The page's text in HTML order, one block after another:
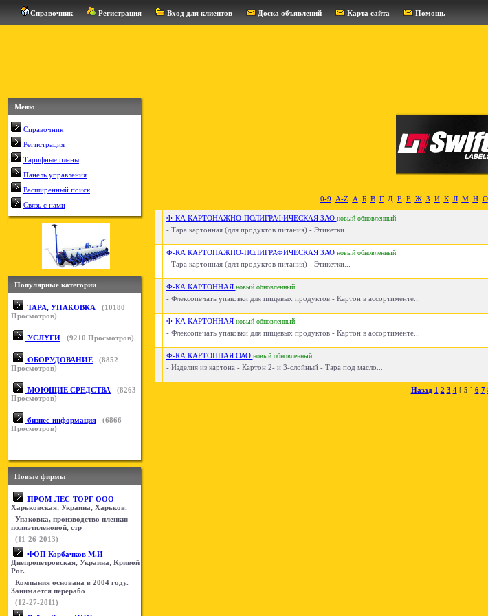
Справочник Регистрация Вход для клиентов Доска объявлений Карта сайта Помощь
Меню
Справочник
Регистрация
Тарифные планы
Панель управления
Расширенный поиск
Связь с нами
Популярные категории
ТАРА, УПАКОВКА (10180
Просмотров)
УСЛУГИ (9210 Просмотров)
ОБОРУДОВАНИЕ (8852
Просмотров)
МОЮЩИЕ СРЕДСТВА (8263
Просмотров)
бизнес-информация (6866
Просмотров)
Новые фирмы
ПРОМ-ЛЕС-ТОРГ ООО -
Харьковская, Украина, Харьков.
Упаковка, производство пленки:
полиэтиленовой, стр
(11-26-2013)
ФОП Корбачков М.И -
Днепропетровская, Украина, Кривой
Рог.
Компания основана в 2004 году.
Занимается перерабо
(12-27-2011)
0-9 A-Z А Б В Г Д Е Ё Ж З И К Л М Н О
Ф-КА КАРТОНАЖНО-ПОЛИГРАФИЧЕСКАЯ ЗАО новый обновленный
- Тара картонная (для продуктов питания) - Этикетки...
Ф-КА КАРТОНАЖНО-ПОЛИГРАФИЧЕСКАЯ ЗАО новый обновленный
- Тара картонная (для продуктов питания) - Этикетки...
Ф-КА КАРТОННАЯ новый обновленный
- Флексопечать упаковки для пищевых продуктов - Картон в ассортименте...
Ф-КА КАРТОННАЯ новый обновленный
- Флексопечать упаковки для пищевых продуктов - Картон в ассортименте...
Ф-КА КАРТОННАЯ ОАО новый обновленный
- Изделия из картона - Картон 2- и 3-слойный - Тара под масло...
Назад 1 2 3 4[ 5 ] 6 7